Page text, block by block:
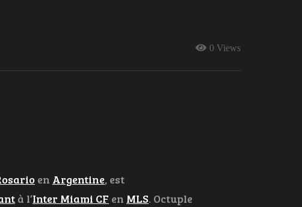
0 Views
en Argentine, est
à l’Inter Miami CF en MLS. Octuple